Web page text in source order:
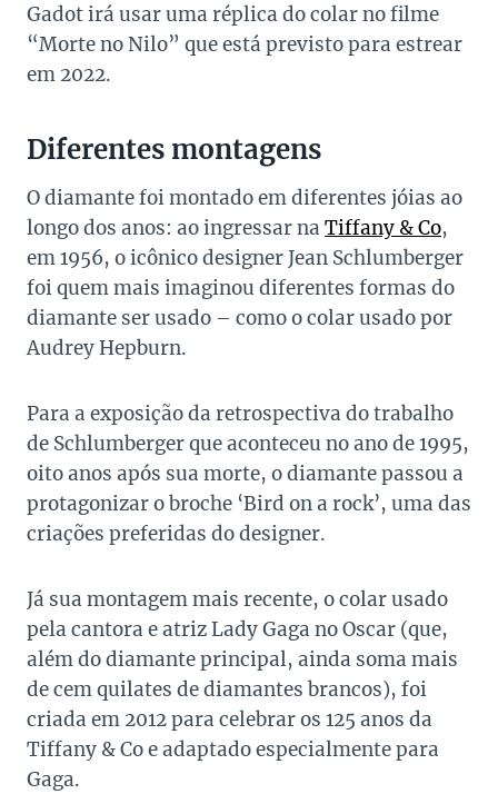
Gadot irá usar uma réplica do colar no filme
“Morte no Nilo” que está previsto para estrear
em 2022.
Diferentes montagens
O diamante foi montado em diferentes jóias ao
longo dos anos: ao ingressar na Tiffany & Co,
em 1956, o icônico designer Jean Schlumberger
foi quem mais imaginou diferentes formas do
diamante ser usado – como o colar usado por
Audrey Hepburn.
Para a exposição da retrospectiva do trabalho
de Schlumberger que aconteceu no ano de 1995,
oito anos após sua morte, o diamante passou a
protagonizar o broche ‘Bird on a rock’, uma das
criações preferidas do designer.
Já sua montagem mais recente, o colar usado
pela cantora e atriz Lady Gaga no Oscar (que,
além do diamante principal, ainda soma mais
de cem quilates de diamantes brancos), foi
criada em 2012 para celebrar os 125 anos da
Tiffany & Co e adaptado especialmente para
Gaga.